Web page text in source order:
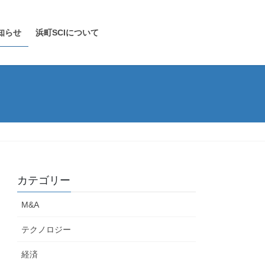
らせ 浜町SCIについて
カテゴリー
M&A
テクノロジー
経済